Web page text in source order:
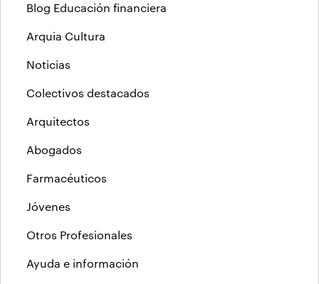
Blog Educación financiera
Arquia Cultura
Noticias
Colectivos destacados
Arquitectos
Abogados
Farmacéuticos
Jóvenes
Otros Profesionales
Ayuda e información